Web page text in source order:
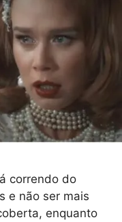
correndo do
e não ser mais
enquanto